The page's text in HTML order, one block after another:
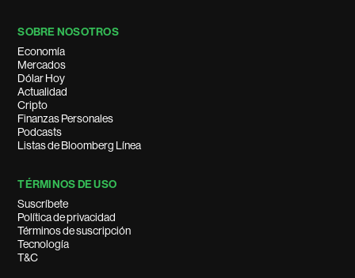
SOBRE NOSOTROS
Economía
Mercados
Dólar Hoy
Actualidad
Cripto
Finanzas Personales
Podcasts
Listas de Bloomberg Línea
TÉRMINOS DE USO
Suscríbete
Política de privacidad
Términos de suscripción
Tecnología
T&C